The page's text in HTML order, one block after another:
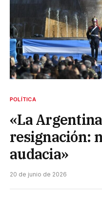
POLÍTICA
«La
resignación:
audacia»
20 de junio de 2026